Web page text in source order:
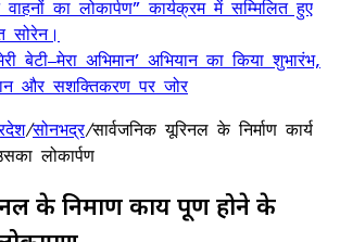
का लोकार्पण” कार्यक्रम में सम्मिलित हुए
सोरेन।
बेटी–मेरा अभिमान’ अभियान का किया शुभारंभ,
और सशक्तिकरण पर जोर
/सोनभद्र/सार्वजनिक यूरिनल के निर्माण कार्य
लोकार्पण
के निर्माण कार्य पूर्ण होने के